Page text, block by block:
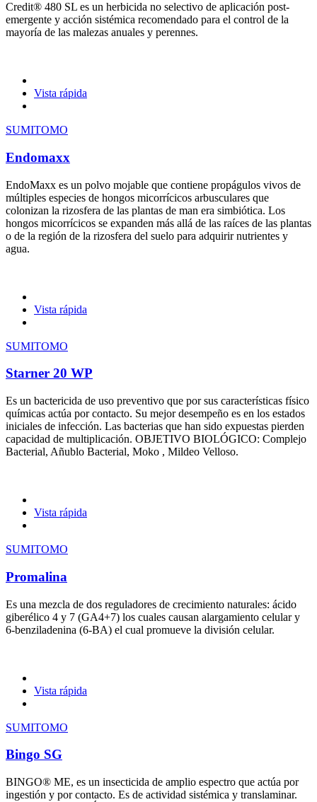
Credit® 480 SL es un herbicida no selectivo de aplicación post-
emergente y acción sistémica recomendado para el control de la
mayoría de las malezas anuales y perennes.
Vista rápida
SUMITOMO
Endomaxx
EndoMaxx es un polvo mojable que contiene propágulos vivos de
múltiples especies de hongos micorrícicos arbusculares que
colonizan la rizosfera de las plantas de man era simbiótica. Los
hongos micorrícicos se expanden más allá de las raíces de las plantas
o de la región de la rizosfera del suelo para adquirir nutrientes y
agua.
Vista rápida
SUMITOMO
Starner 20 WP
Es un bactericida de uso preventivo que por sus características físico
químicas actúa por contacto. Su mejor desempeño es en los estados
iniciales de infección. Las bacterias que han sido expuestas pierden
capacidad de multiplicación. OBJETIVO BIOLÓGICO: Complejo
Bacterial, Añublo Bacterial, Moko , Mildeo Velloso.
Vista rápida
SUMITOMO
Promalina
Es una mezcla de dos reguladores de crecimiento naturales: ácido
giberélico 4 y 7 (GA4+7) los cuales causan alargamiento celular y
6-benziladenina (6-BA) el cual promueve la división celular.
Vista rápida
SUMITOMO
Bingo SG
BINGO® ME, es un insecticida de amplio espectro que actúa por
ingestión y por contacto. Es de actividad sistémica y translaminar.